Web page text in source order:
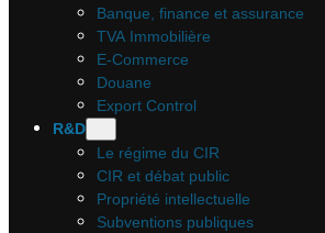
Banque, finance et assurance
TVA Immobilière
E-Commerce
Douane
Export Control
R&D
Le régime du CIR
CIR et débat public
Propriété intellectuelle
Subventions publiques